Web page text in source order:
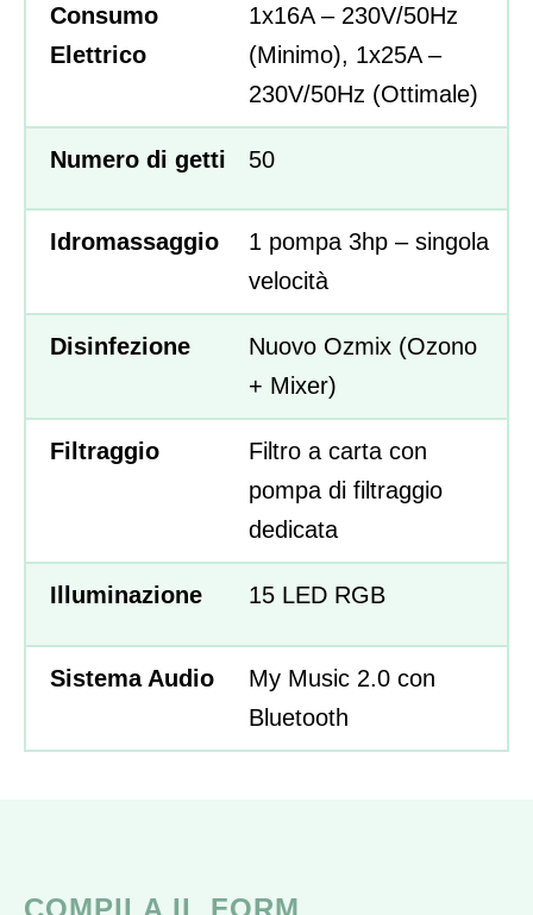
Consumo
Elettrico
1x16A – 230V/50Hz
(Minimo), 1x25A –
230V/50Hz (Ottimale)
Numero di getti 50
Idromassaggio
1 pompa 3hp – singola
velocità
Disinfezione
Nuovo Ozmix (Ozono
+ Mixer)
Filtraggio
Filtro a carta con
pompa di filtraggio
dedicata
Illuminazione 15 LED RGB
Sistema Audio
My Music 2.0 con
Bluetooth
COMPILA IL FORM